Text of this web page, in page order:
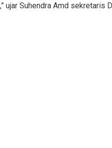
ujar Suhendra Amd sekretaris